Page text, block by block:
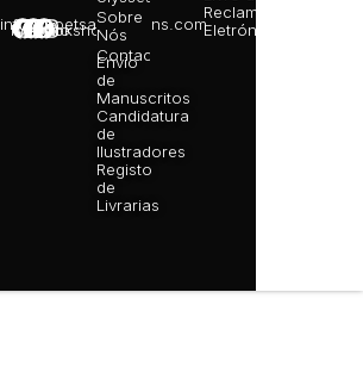
info@poetsandragons.com
Infantil
Adulto
Bookshop
Sobre
Nós
Contactos
Envio
de
Manuscritos
Candidatura
de
Ilustradores
Registo
de
Livrarias
Reclamações
Eletrónico